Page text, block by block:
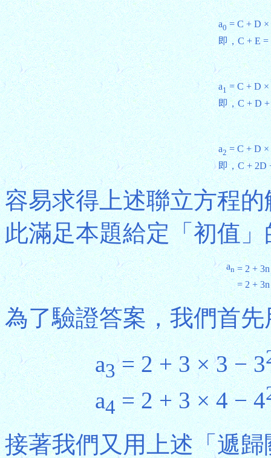
a0= C + D ×
即，C + E =
a1= C + D ×
即，C + D +
a2= C + D ×
即，C + 2D
容易求得上述聯立方程的
此滿足本題給定「初值
an = 2 +
= 2 +
為了驗證答案，我們首
a3= 2 + 3 × 3 − 3
a4= 2 + 3 × 4 − 4
接著我們又用上述「遞